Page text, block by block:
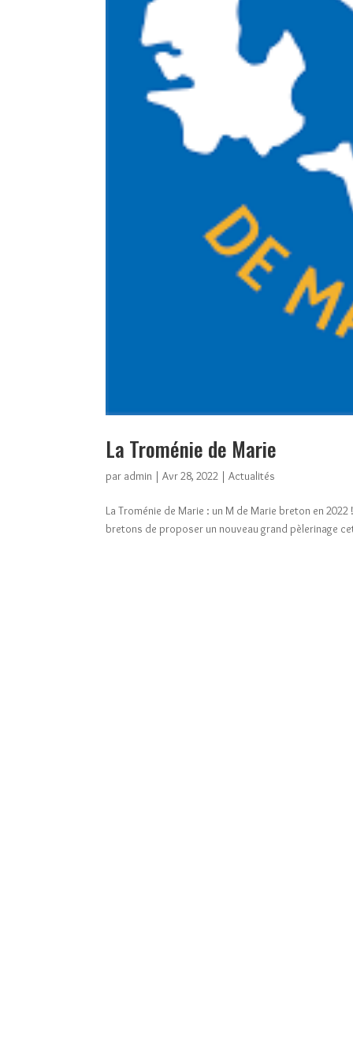
La Troménie de Marie
par admin |Avr 28, 2022 |Actualités
La Troménie de Marie : un M de Marie breton en
bretons de proposer un nouveau grand pèlerinage